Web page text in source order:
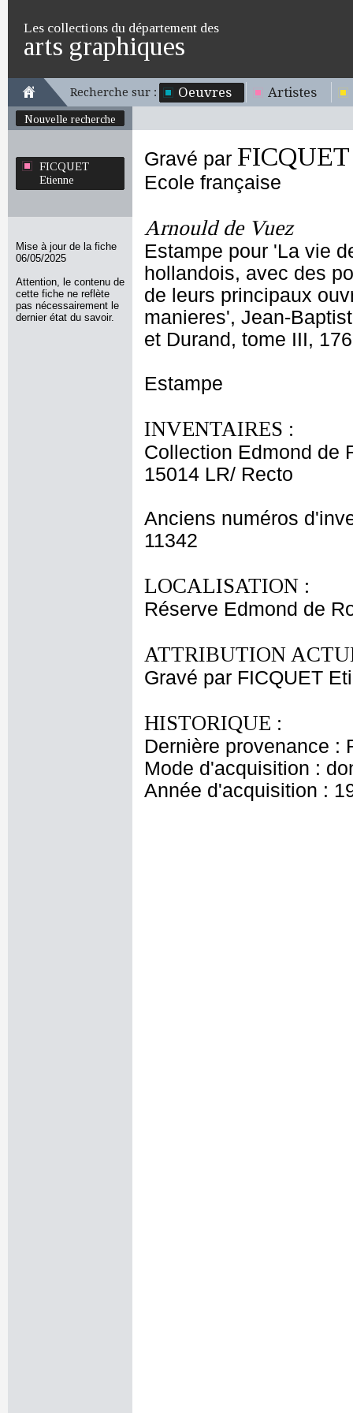
Les collections du département des
arts graphiques
Recherche sur : Oeuvres Artistes
Nouvelle recherche
FICQUET
Etienne
Mise à jour de la fiche
06/05/2025
Attention, le contenu de
cette fiche ne reflète
pas nécessairement le
dernier état du savoir.
Gravé par
Ecole française
Arnould de Vuez
Estampe pour 'La vie
hollandois, avec des
de leurs principaux
manieres', Jean-
et Durand, tome III,
Estampe
INVENTAIRES :
Collection Edmond de
15014 LR/ Recto
Anciens numéros
11342
LOCALISATION :
Réserve Edmond de
ATTRIBUTION
Gravé par FICQUET
HISTORIQUE :
Dernière provenance :
Mode d'acquisition :
Année d'acquisition :